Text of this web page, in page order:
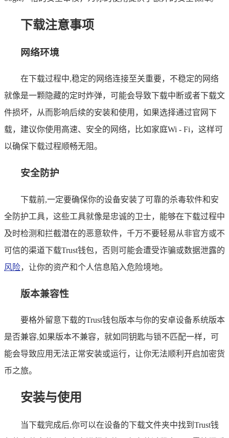
下载注意事项
网络环境
在下载过程中,稳定的网络连接至关重要，不稳定的网络
就像是一颗隐藏的定时炸弹，可能会导致下载中断或者下载文
件损坏，从而影响后续的安装和使用，如果选择通过官网下
载，建议你使用高速、安全的网络，比如家庭Wi - Fi，这样可
以确保下载过程顺畅无阻。
安全防护
下载前,一定要确保你的设备安装了可靠的杀毒软件和安
全防护工具，这些工具就像是忠诚的卫士，能够在下载过程中
及时检测和拦截潜在的恶意软件，千万不要轻易从非官方或不
可信的渠道下载Trust钱包，否则可能会遭受诈骗或数据泄露的
风险，让你的资产和个人信息陷入危险境地。
版本兼容性
要格外留意下载的Trust钱包版本与你的安卓设备系统版本
是否兼容,如果版本不兼容，就如同钥匙与锁不匹配一样，可
能会导致应用无法正常安装或运行，让你无法顺利开启加密货
币之旅。
安装与使用
当下载完成后,你可以在设备的下载文件夹中找到Trust钱